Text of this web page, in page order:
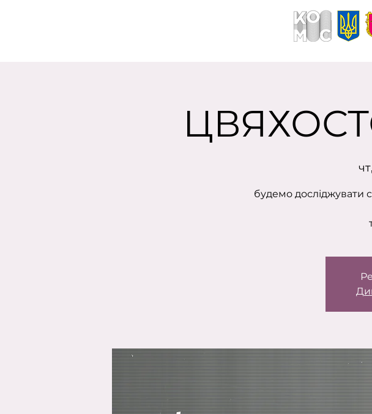
будемо досліджувати